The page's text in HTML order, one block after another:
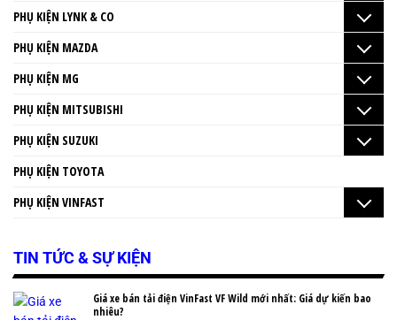
PHỤ KIỆN LYNK & CO
PHỤ KIỆN MAZDA
PHỤ KIỆN MG
PHỤ KIỆN MITSUBISHI
PHỤ KIỆN SUZUKI
PHỤ KIỆN TOYOTA
PHỤ KIỆN VINFAST
TIN TỨC & SỰ KIỆN
Giá xe bán tải điện VinFast VF Wild mới nhất: Giá dự kiến bao
nhiêu?